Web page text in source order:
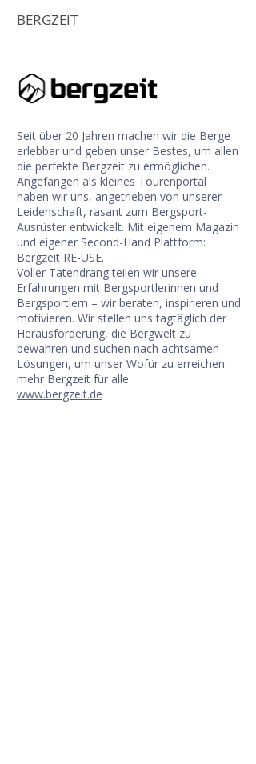
BERGZEIT
Seit über 20 Jahren machen wir die Berge
erlebbar und geben unser Bestes, um allen
die perfekte Bergzeit zu ermöglichen.
Angefangen als kleines Tourenportal
haben wir uns, angetrieben von unserer
Leidenschaft, rasant zum Bergsport-
Ausrüster entwickelt. Mit eigenem Magazin
und eigener Second-Hand Plattform:
Bergzeit RE-USE.
Voller Tatendrang teilen wir unsere
Erfahrungen mit Bergsportlerinnen und
Bergsportlern – wir beraten, inspirieren und
motivieren. Wir stellen uns tagtäglich der
Herausforderung, die Bergwelt zu
bewahren und suchen nach achtsamen
Lösungen, um unser Wofür zu erreichen:
mehr Bergzeit für alle.
www.bergzeit.de